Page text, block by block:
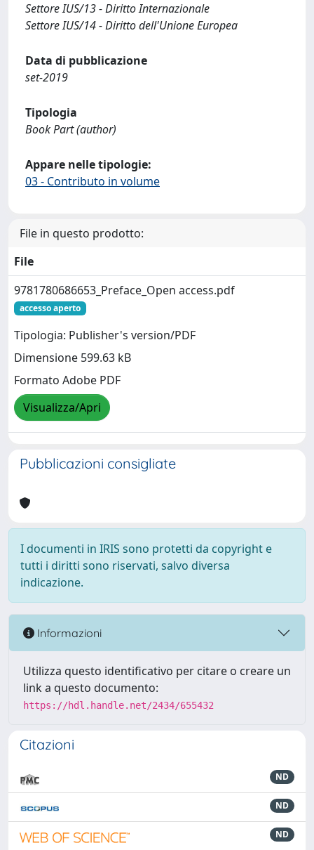
Settore IUS/13 - Diritto Internazionale
Settore IUS/14 - Diritto dell'Unione Europea
Data di pubblicazione
set-2019
Tipologia
Book Part (author)
Appare nelle tipologie:
03 - Contributo in volume
File in questo prodotto:
File
9781780686653_Preface_Open access.pdf
accesso aperto
Tipologia: Publisher's version/PDF
Dimensione 599.63 kB
Formato Adobe PDF
Visualizza/Apri
Pubblicazioni consigliate
I documenti in IRIS sono protetti da copyright e
tutti i diritti sono riservati, salvo diversa
indicazione.
Informazioni
Utilizza questo identificativo per citare o creare un
link a questo documento:
https://hdl.handle.net/2434/655432
Citazioni
ND
ND
ND